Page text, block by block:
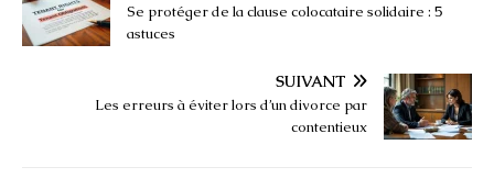
Se protéger de la clause colocataire solidaire : 5
astuces
SUIVANT
Les erreurs à éviter lors d’un divorce par
contentieux